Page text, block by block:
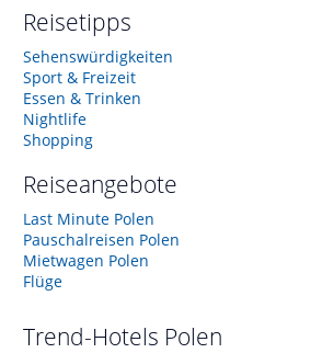
Reisetipps
Sehenswürdigkeiten
Sport & Freizeit
Essen & Trinken
Nightlife
Shopping
Reiseangebote
Last Minute Polen
Pauschalreisen Polen
Mietwagen Polen
Flüge
Trend-Hotels Polen